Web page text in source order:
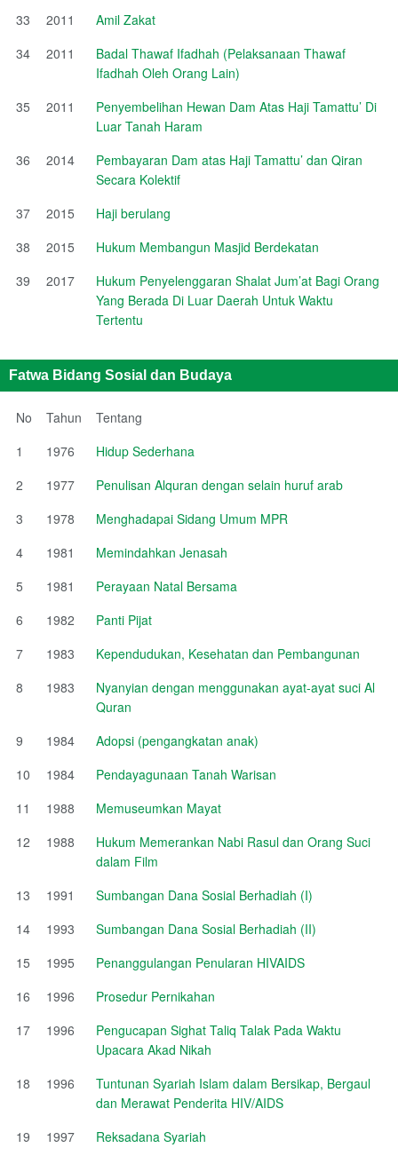
33 2011
Amil Zakat
34
2011
Badal Thawaf Ifadhah (Pelaksanaan Thawaf
Ifadhah Oleh Orang Lain)
35
2011
Penyembelihan Hewan Dam Atas Haji Tamattu’ Di
Luar Tanah Haram
36
2014
Pembayaran Dam atas Haji Tamattu’ dan Qiran
Secara Kolektif
37
2015
Haji berulang
38
2015
Hukum Membangun Masjid Berdekatan
39
2017
Hukum Penyelenggaran Shalat Jum’at Bagi Orang
Yang Berada Di Luar Daerah Untuk Waktu
Tertentu
Fatwa Bidang Sosial dan Budaya
No Tahun
Tentang
1
1976
Hidup Sederhana
2
1977
Penulisan Alquran dengan selain huruf arab
3
1978
Menghadapai Sidang Umum MPR
4
1981
Memindahkan Jenasah
5
1981
Perayaan Natal Bersama
6
1982
Panti Pijat
7
1983
Kependudukan, Kesehatan dan Pembangunan
8
1983
Nyanyian dengan menggunakan ayat-ayat suci Al
Quran
9
1984
Adopsi (pengangkatan anak)
10
1984
Pendayagunaan Tanah Warisan
11
1988
Memuseumkan Mayat
12
1988
Hukum Memerankan Nabi Rasul dan Orang Suci
dalam Film
13
1991
Sumbangan Dana Sosial Berhadiah (I)
14
1993
Sumbangan Dana Sosial Berhadiah (II)
15
1995
Penanggulangan Penularan HIVAIDS
16
1996
Prosedur Pernikahan
17
1996
Pengucapan Sighat Taliq Talak Pada Waktu
Upacara Akad Nikah
18
1996
Tuntunan Syariah Islam dalam Bersikap, Bergaul
dan Merawat Penderita HIV/AIDS
19
1997
Reksadana Syariah